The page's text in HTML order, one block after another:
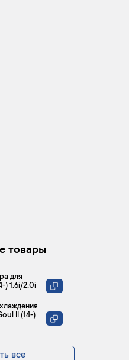
товары
для
) 1.6i/2.0i
II (14-)
все